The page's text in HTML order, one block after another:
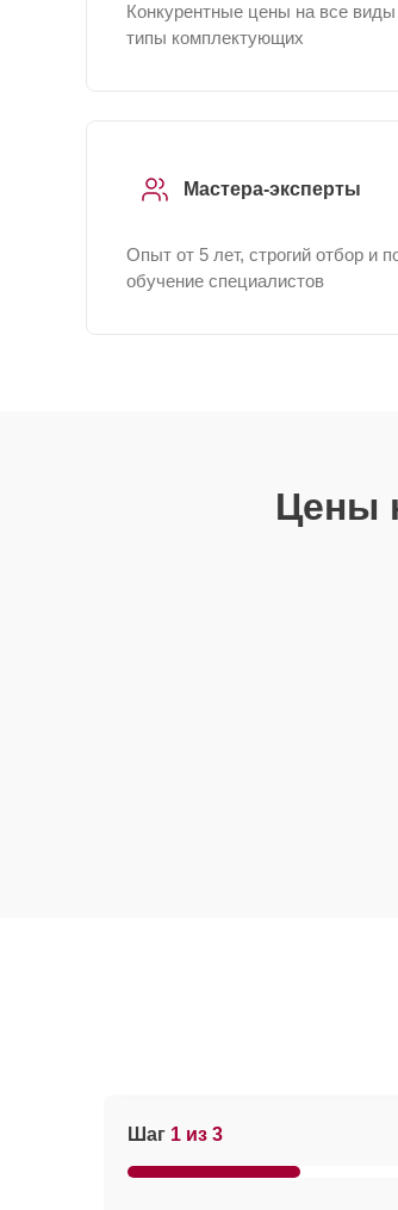
Конкурентные цены на все виды
типы комплектующих
Мастера-эксперты
Опыт от 5 лет, строгий отбор и
обучение специалистов
Цены
Шаг 1 из 3